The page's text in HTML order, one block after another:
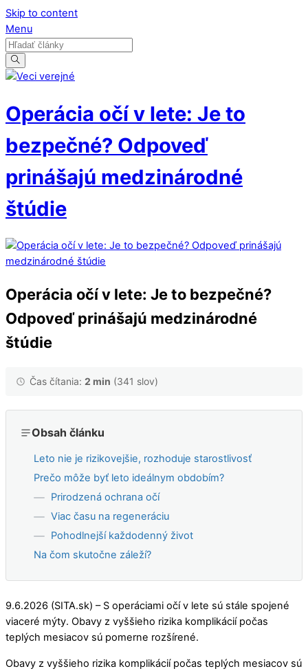
Skip to content
Menu
Operácia očí v lete: Je to
bezpečné? Odpoveď
prinášajú medzinárodné
štúdie
Operácia očí v lete: Je to bezpečné?
Odpoveď prinášajú medzinárodné
štúdie
Čas čítania: 2 min (341 slov)
Obsah článku
Leto nie je rizikovejšie, rozhoduje starostlivosť
Prečo môže byť leto ideálnym obdobím?
Prirodzená ochrana očí
Viac času na regeneráciu
Pohodlnejší každodenný život
Na čom skutočne záleží?
9.6.2026 (SITA.sk) – S operáciami očí v lete sú stále spojené
viaceré mýty. Obavy z vyššieho rizika komplikácií počas
teplých mesiacov sú pomerne rozšírené.
Obavy z vyššieho rizika komplikácií počas teplých mesiacov sú